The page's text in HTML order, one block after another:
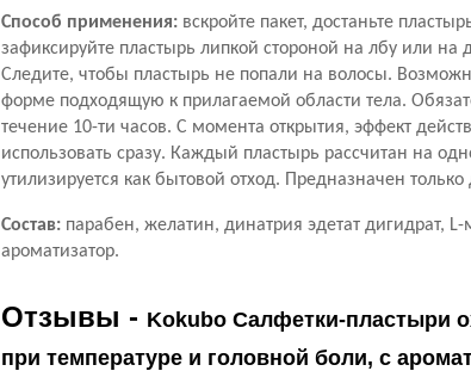
Способ применения: вскройте пакет, достаньте
зафиксируйте пластырь липкой стороной на лбу или на
Следите, чтобы пластырь не попали на волосы.
форме подходящую к прилагаемой области тела.
течение 10-ти часов. С момента открытия, эффект
использовать сразу. Каждый пластырь рассчитан на
утилизируется как бытовой отход. Предназначен
Состав: парабен, желатин, динатрия эдетат дигидрат,
ароматизатор.
Отзывы - Kokubo Салфетки-пластыри
при температуре и головной боли, с